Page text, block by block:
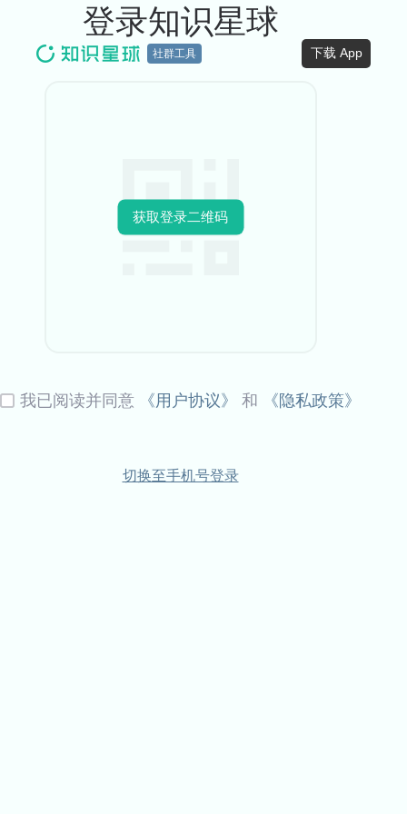
社群工具 下载 App
登录知识星球
获取登录二维码
我已阅读并同意 《用户协议》 和 《隐私政策》
切换至手机号登录